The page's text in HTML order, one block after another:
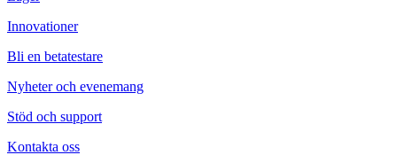
Innovationer
Bli en betatestare
Nyheter och evenemang
Stöd och support
Kontakta oss